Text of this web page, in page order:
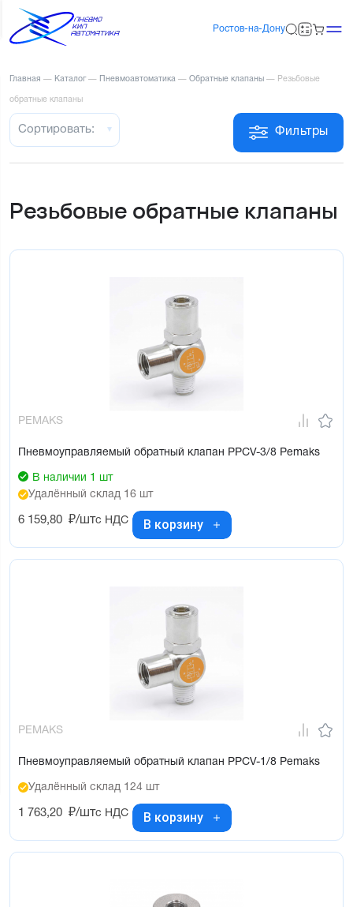
Ростов-на-Дону
Главная — Каталог — Пневмоавтоматика — Обратные клапаны — Резьбовые
обратные клапаны
Фильтры
Сортировать:
Резьбовые обратные клапаны
PEMAKS
Пневмоуправляемый обратный клапан PPCV-3/8 Pemaks
В наличии 1 шт
Удалённый склад 16 шт
6 159,80 ₽/штс НДС В корзину
PEMAKS
Пневмоуправляемый обратный клапан PPCV-1/8 Pemaks
Удалённый склад 124 шт
1 763,20 ₽/штс НДС В корзину